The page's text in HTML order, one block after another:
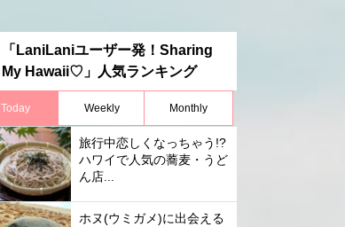
「LaniLaniユーザー発！Sharing
My Hawaii♡」人気ランキング
Today Weekly Monthly
旅行中恋しくなっちゃう!?
ハワイで人気の蕎麦・うど
ん店...
ホヌ(ウミガメ)に出会える